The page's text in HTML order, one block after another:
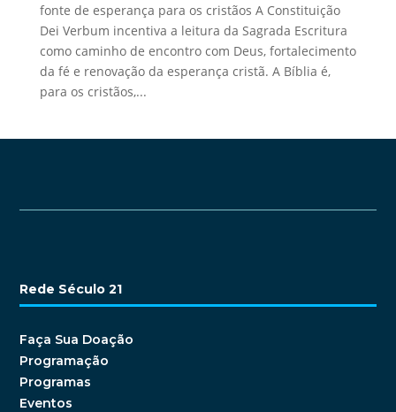
fonte de esperança para os cristãos A Constituição
Dei Verbum incentiva a leitura da Sagrada Escritura
como caminho de encontro com Deus, fortalecimento
da fé e renovação da esperança cristã. A Bíblia é,
para os cristãos,...
Rede Século 21
Faça Sua Doação
Programação
Programas
Eventos